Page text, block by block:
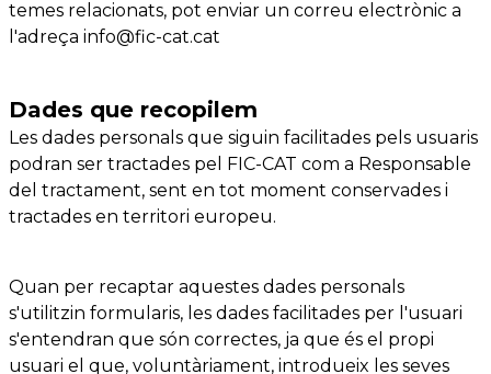
temes relacionats, pot enviar un correu electrònic a
l'adreça info@fic-cat.cat
Dades que recopilem
Les dades personals que siguin facilitades pels usuaris
podran ser tractades pel FIC-CAT com a Responsable
del tractament, sent en tot moment conservades i
tractades en territori europeu.
Quan per recaptar aquestes dades personals
s'utilitzin formularis, les dades facilitades per l'usuari
s'entendran que són correctes, ja que és el propi
usuari el que, voluntàriament, introdueix les seves